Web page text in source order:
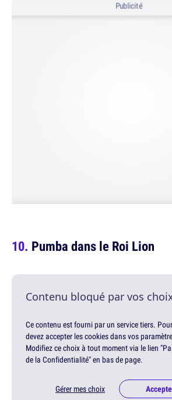
Publicité
Pumba dans le Roi Lion
Contenu bloqué par vos
Ce contenu est fourni par un service tiers.
devez accepter les cookies dans vos
Modifiez ce choix à tout moment via le lien
de la Confidentialité" en bas de page.
Gérer mes choix